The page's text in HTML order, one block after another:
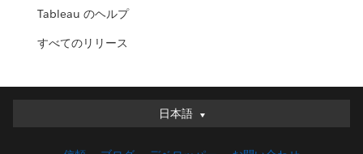
Tableau のヘルプ
すべてのリリース
日本語
日本語